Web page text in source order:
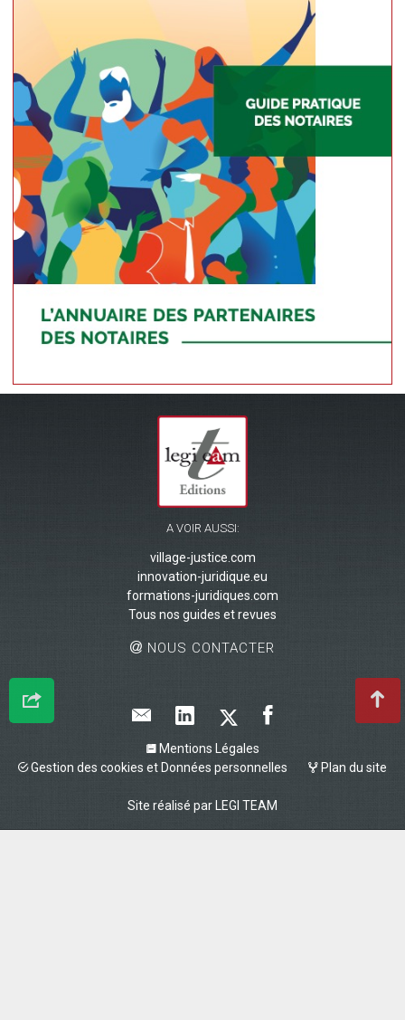
A VOIR AUSSI:
village-justice.com
innovation-juridique.eu
formations-juridiques.com
Tous nos guides et revues
NOUS CONTACTER
Mentions Légales
Gestion des cookies et Données personnelles
Plan du site
Site réalisé par LEGI TEAM